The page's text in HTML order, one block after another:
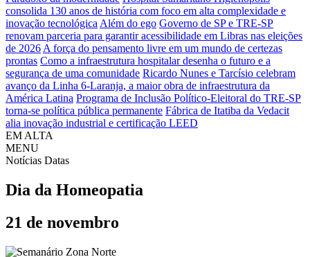
consolida 130 anos de história com foco em alta complexidade e
inovação tecnológica Além do ego Governo de SP e TRE-SP
renovam parceria para garantir acessibilidade em Libras nas eleições
de 2026 A força do pensamento livre em um mundo de certezas
prontas Como a infraestrutura hospitalar desenha o futuro e a
segurança de uma comunidade Ricardo Nunes e Tarcísio celebram
avanço da Linha 6-Laranja, a maior obra de infraestrutura da
América Latina Programa de Inclusão Político-Eleitoral do TRE-SP
torna-se política pública permanente Fábrica de Itatiba da Vedacit
alia inovação industrial e certificação LEED
EM ALTA
MENU
Notícias Datas
Dia da Homeopatia
21 de novembro